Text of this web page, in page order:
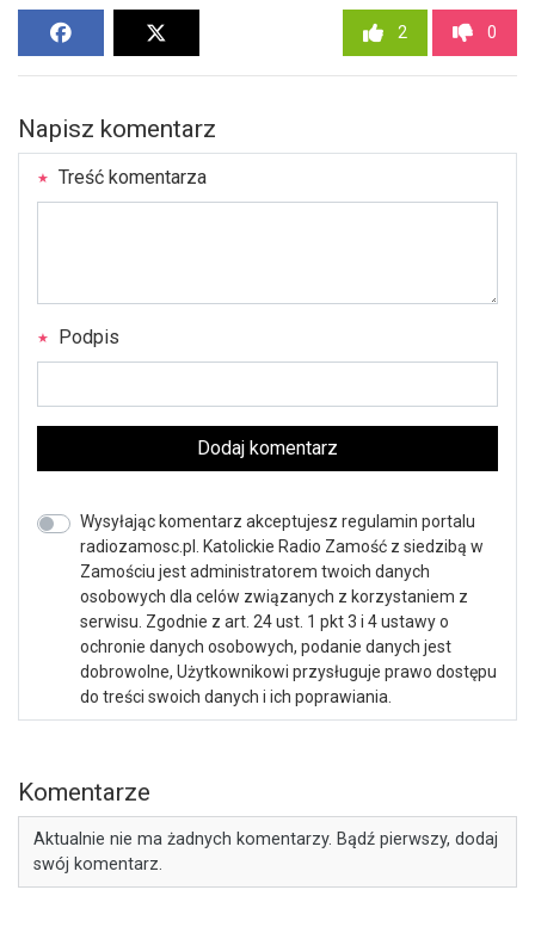
2 0
Napisz komentarz
Treść komentarza
Podpis
Dodaj komentarz
Wysyłając komentarz akceptujesz regulamin portalu
radiozamosc.pl. Katolickie Radio Zamość z siedzibą w
Zamościu jest administratorem twoich danych
osobowych dla celów związanych z korzystaniem z
serwisu. Zgodnie z art. 24 ust. 1 pkt 3 i 4 ustawy o
ochronie danych osobowych, podanie danych jest
dobrowolne, Użytkownikowi przysługuje prawo dostępu
do treści swoich danych i ich poprawiania.
Komentarze
Aktualnie nie ma żadnych komentarzy. Bądź pierwszy, dodaj
swój komentarz.